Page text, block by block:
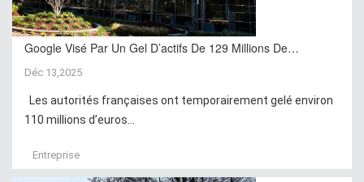
Google Visé Par Un Gel D’actifs De 129 Millions De…
Déc 13,2025
Les autorités françaises ont temporairement gelé environ
110 millions d’euros...
Entreprise